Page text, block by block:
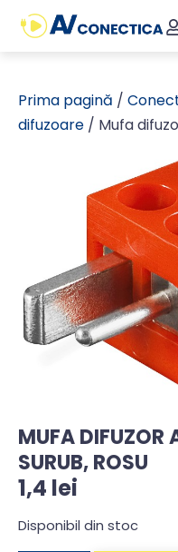
Prima pagină /
difuzoare / Mufa
MUFA DIFUZOR
SURUB, ROSU
1,4 lei
Disponibil din stoc